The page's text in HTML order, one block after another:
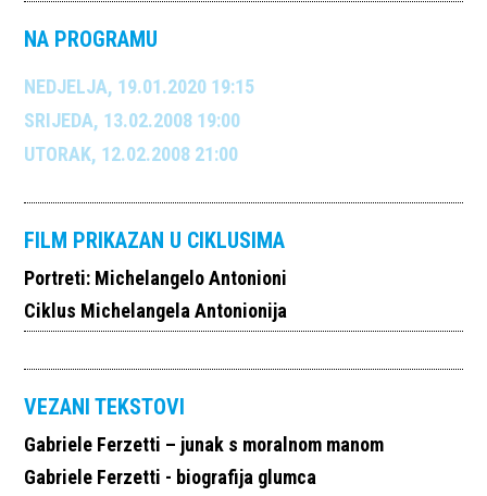
NA PROGRAMU
NEDJELJA, 19.01.2020 19:15
SRIJEDA, 13.02.2008 19:00
UTORAK, 12.02.2008 21:00
FILM PRIKAZAN U CIKLUSIMA
Portreti: Michelangelo Antonioni
Ciklus Michelangela Antonionija
VEZANI TEKSTOVI
Gabriele Ferzetti – junak s moralnom manom
Gabriele Ferzetti - biografija glumca